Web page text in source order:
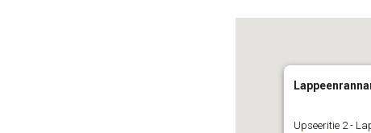
Upseeritie 2 -